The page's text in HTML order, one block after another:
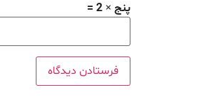
پنج × 2 =